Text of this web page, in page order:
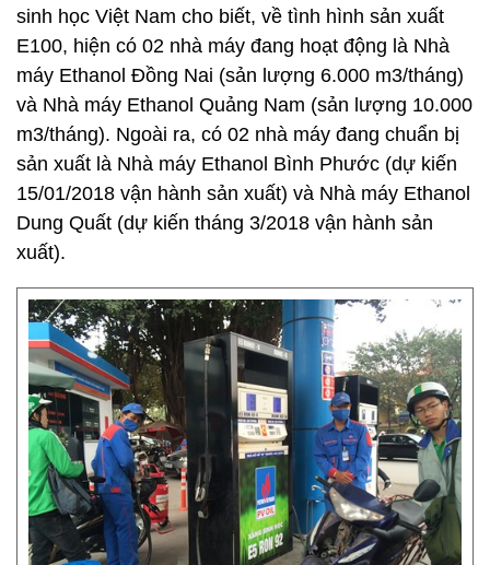
sinh học Việt Nam cho biết, về tình hình sản xuất
E100, hiện có 02 nhà máy đang hoạt động là Nhà
máy Ethanol Đồng Nai (sản lượng 6.000 m3/tháng)
và Nhà máy Ethanol Quảng Nam (sản lượng 10.000
m3/tháng). Ngoài ra, có 02 nhà máy đang chuẩn bị
sản xuất là Nhà máy Ethanol Bình Phước (dự kiến
15/01/2018 vận hành sản xuất) và Nhà máy Ethanol
Dung Quất (dự kiến tháng 3/2018 vận hành sản
xuất).